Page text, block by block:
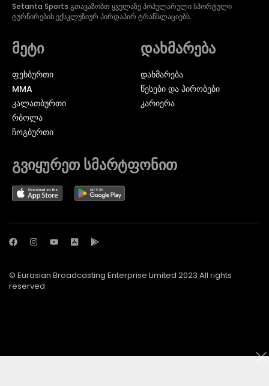
Setanta Sports გთავაზობთ ყველაზე პოპულარული სპორტული
ტურნირების ექსკლუზიურ პირდაპირ ტრანსლაციებს.
მეტი
ᲤᲔᲮᲑᲣᲠᲗᲘ
MMA
ᲙᲐᲚᲐᲗᲑᲣᲠᲗᲘ
ᲠᲑᲝᲚᲐ
ᲩᲝᲒᲑᲣᲠᲗᲘ
დახმარება
დახმარება
წესები და პირობები
კარიერა
გვიყურეთ სმარტფონით
© Eurasian Broadcasting Enterprise Limited 2023 All rights
reserved